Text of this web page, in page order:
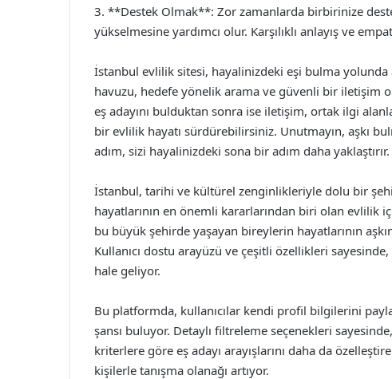
3. **Destek Olmak**: Zor zamanlarda birbirinize
yükselmesine yardımcı olur. Karşılıklı anlayış ve
İstanbul evlilik sitesi, hayalinizdeki eşi bulma yolunda
havuzu, hedefe yönelik arama ve güvenli bir iletişim
eş adayını bulduktan sonra ise iletişim, ortak ilgi
bir evlilik hayatı sürdürebilirsiniz. Unutmayın, aşkı
adım, sizi hayalinizdeki sona bir adım daha yaklaştırır.
İstanbul, tarihi ve kültürel zenginlikleriyle dolu bir şehir
hayatlarının en önemli kararlarından biri olan evlilik
bu büyük şehirde yaşayan bireylerin hayatlarının
Kullanıcı dostu arayüzü ve çeşitli özellikleri
hale geliyor.
Bu platformda, kullanıcılar kendi profil bilgilerini
şansı buluyor. Detaylı filtreleme seçenekleri
kriterlere göre eş adayı arayışlarını daha da
kişilerle tanışma olanağı artıyor.